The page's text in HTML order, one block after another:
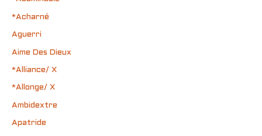
*Acharné
Aguerri
Aime Des Dieux
*Alliance/ X
*Allonge/ X
Ambidextre
Apatride